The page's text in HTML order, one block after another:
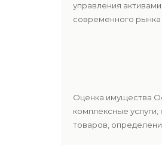
управления
современного
Оценка имущества
комплексные
товаров,